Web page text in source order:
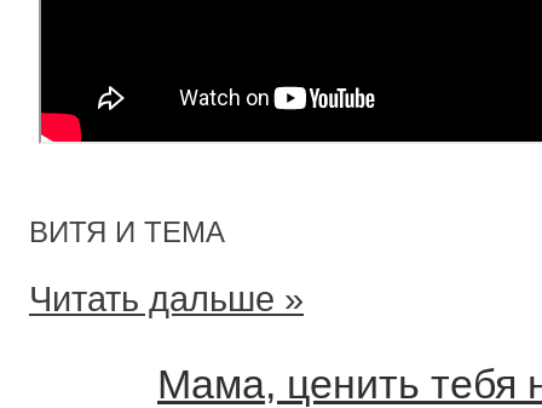
ВИТЯ И ТЕМА
Читать дальше »
Мама, ценить тебя